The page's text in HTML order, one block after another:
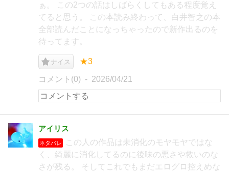
ぁ。 この2つの話はしばらくしてもある程度覚え
てると思う。 この本読み終わって、白井智之の本
全部読んだことになっちゃったので新作出るのを
待ってます。
ナイス ★3
コメント(0) 2026/04/21
アイリス
ネタバレ
この人の作品は未消化のモヤモヤではな
く、綺麗に消化してるのに後味の悪さや救いのな
さが残る。 そしてこれでもまだエログロ控えめな